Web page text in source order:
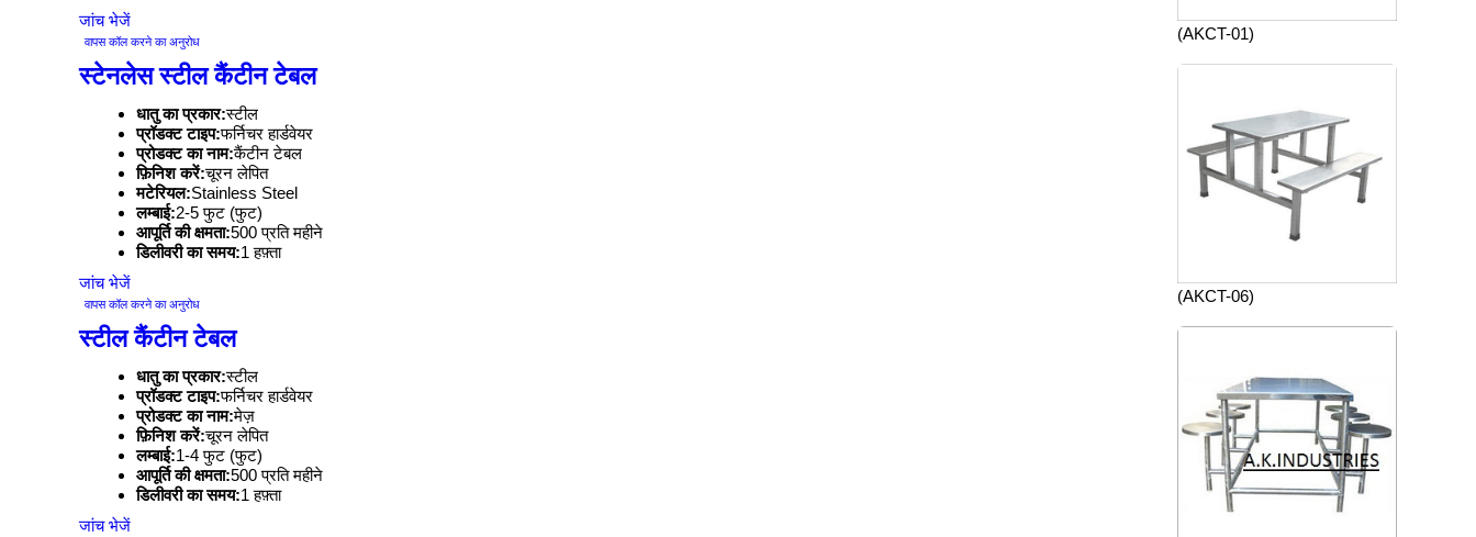
(AKCT-01)
जांच भेजें
वापस कॉल करने का अनुरोध
(AKCT-06)
स्टेनलेस स्टील कैंटीन टेबल
धातु का प्रकार:स्टील
प्रॉडक्ट टाइप:फर्निचर हार्डवेयर
प्रोडक्ट का नाम:कैंटीन टेबल
फ़िनिश करें:चूरन लेपित
मटेरियल:Stainless Steel
लम्बाई:2-5 फुट (फुट)
आपूर्ति की क्षमता:500 प्रति महीने
डिलीवरी का समय:1 हफ़्ता
जांच भेजें
वापस कॉल करने का अनुरोध
स्टील कैंटीन टेबल
धातु का प्रकार:स्टील
प्रॉडक्ट टाइप:फर्निचर हार्डवेयर
प्रोडक्ट का नाम:मेज़
फ़िनिश करें:चूरन लेपित
लम्बाई:1-4 फुट (फुट)
आपूर्ति की क्षमता:500 प्रति महीने
डिलीवरी का समय:1 हफ़्ता
जांच भेजें